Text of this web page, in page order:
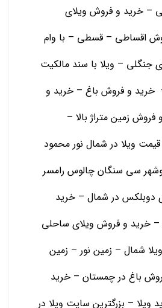
– خرید و فروش ویلای
اقساطی – قسطی – با وام
جنگلی – ویلا با سند مالکیت
– خرید و فروش باغ – خرید و
زمین متراژ بالا –
قیمت ویلا در شمال نور محمود
سی سنگان چالوس رامسر
دوبلکس در شمال – خرید
خرید و فروش ویلای ساحلی
شمال – زمین نور – زمین
باغ در چمستان – خرید
ویلا – بزرگترین سایت ویلا در